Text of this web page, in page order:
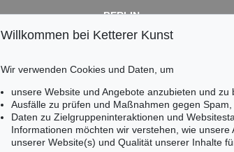
BERLIN
Dr. Simone Wiechers
Tel.: +49 (0)30 88 67 53-63
Fax: +49 (0)30 88 67 56-43
infoberlin@kettererkunst.de
Willkommen bei Ketterer Kunst
Wir verwenden Cookies und Daten, um
unsere Website und Angebote anzubieten und zu
Ausfälle zu prüfen und Maßnahmen gegen
Daten zu Zielgruppeninteraktionen und
Informationen möchten wir verstehen, wie
unserer Website(s) und Qualität unserer Inhalte